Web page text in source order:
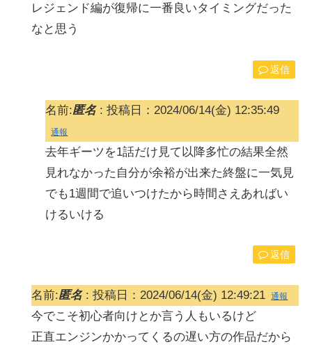
レジェンド編が復帰に一番良いタイミングだった
なと思う
返信
名前:匿名: 投稿日：2024/06/14(金) 12:35:49
通報
去年ギーツを1話だけ見て以降多忙の結果全然
見れなかった自分が余裕が出来た終盤に一気見
でも1週間で追いつけたから時間さえあればい
けるいける
返信
名前:匿名: 投稿日：2024/06/14(金) 12:49:21 通報
今でこそ初心者向けとか言う人もいるけど
正直エンジンかかってくるの遅い方の作品だから